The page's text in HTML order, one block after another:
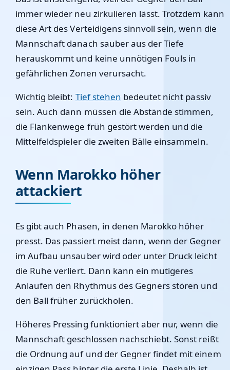
immer wieder neu zirkulieren lässt. Trotzdem kann
diese Art des Verteidigens sinnvoll sein, wenn die
Mannschaft danach sauber aus der Tiefe
herauskommt und keine unnötigen Fouls in
gefährlichen Zonen verursacht.
Wichtig bleibt: Tief stehen bedeutet nicht passiv
sein. Auch dann müssen die Abstände stimmen,
die Flankenwege früh gestört werden und die
Mittelfeldspieler die zweiten Bälle einsammeln.
Wenn Marokko höher
attackiert
Es gibt auch Phasen, in denen Marokko höher
presst. Das passiert meist dann, wenn der Gegner
im Aufbau unsauber wird oder unter Druck leicht
die Ruhe verliert. Dann kann ein mutigeres
Anlaufen den Rhythmus des Gegners stören und
den Ball früher zurückholen.
Höheres Pressing funktioniert aber nur, wenn die
Mannschaft geschlossen nachschiebt. Sonst reißt
die Ordnung auf und der Gegner findet mit einem